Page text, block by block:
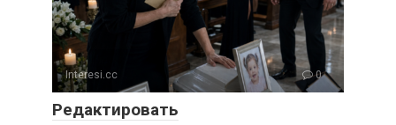
Interesi.cc 0
Редактировать